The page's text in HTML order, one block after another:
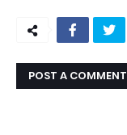
POST A COMMENT